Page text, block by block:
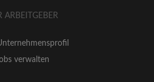
ARBEITGEBER
verwalten